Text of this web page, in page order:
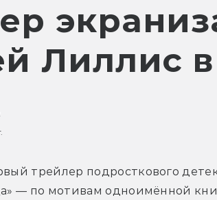
Лиллис
трейлер подросткового
— по мотивам одноимённой